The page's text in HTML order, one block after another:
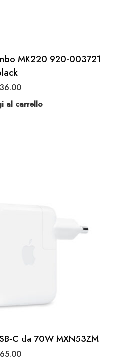
MK220 920-003721
36.00
al carrello
da 70W MXN53ZM
65.00